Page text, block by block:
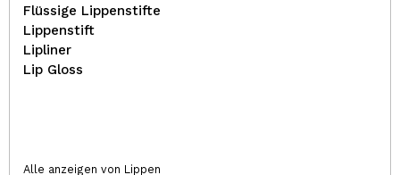
Flüssige Lippenstifte
Lippenstift
Lipliner
Lip Gloss
Alle anzeigen von Lippen